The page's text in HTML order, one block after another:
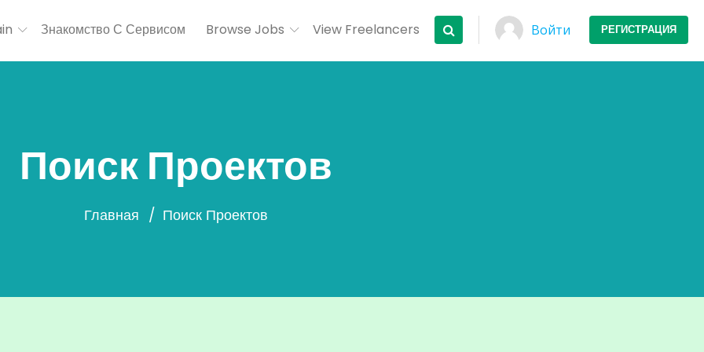
Знакомство С Сервисом Browse Jobs View Freelancers Войти РЕГИСТРАЦИЯ
Поиск Проектов
Главная Поиск Проектов